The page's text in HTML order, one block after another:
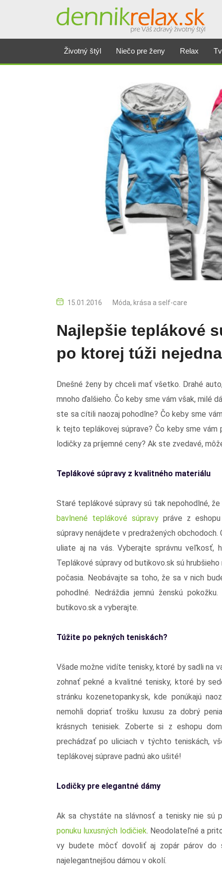
Životný štýl Niečo pre ženy Relax
15.01.2016 Móda, krása a self-care
Najlepšie teplákové
po ktorej túži
Dnešné ženy by chceli mať všetko. Drahé
mnoho ďalšieho. Čo keby sme vám však, milé
ste sa cítili naozaj pohodlne? Čo keby sme
k tejto teplákovej súprave? Čo keby sme
lodičky za príjemné ceny? Ak ste zvedavé,
Teplákové súpravy z kvalitného materiálu
Staré teplákové súpravy sú tak nepohodlné,
bavlnené teplákové súpravy práve z
súpravy nenájdete v predražených
uliate aj na vás. Vyberajte správnu
Teplákové súpravy od butikovo.sk sú
počasia. Neobávajte sa toho, že sa v nich
pohodlné. Nedráždia jemnú ženskú
butikovo.sk a vyberajte.
Túžite po pekných teniskách?
Všade možne vidíte tenisky, ktoré by sadli na
zohnať pekné a kvalitné tenisky, ktoré by
stránku kozenetopanky.sk, kde ponúkajú
nemohli dopriať trošku luxusu za dobrý
krásnych tenisiek. Zoberte si z eshopu
prechádzať po uliciach v týchto teniskách,
teplákovej súprave padnú ako ušité!
Lodičky pre elegantné dámy
Ak sa chystáte na slávnosť a tenisky nie sú
ponuku luxusných lodičiek. Neodolateľné a
vy budete môcť dovoliť aj zopár párov do
najelegantnejšou dámou v okolí.